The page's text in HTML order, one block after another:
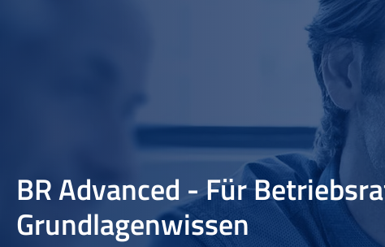
BR Advanced - Für
Grundlagenwissen